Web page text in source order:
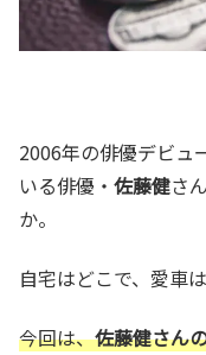
2006年の俳優デビュ
いる俳優・ 佐藤健さ
か。
自宅はどこで、愛車
今回は、佐藤健さん